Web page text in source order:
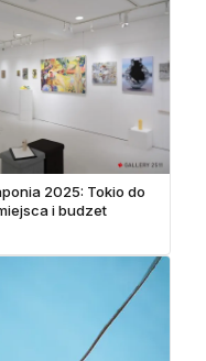
2025: Tokio do
i budzet